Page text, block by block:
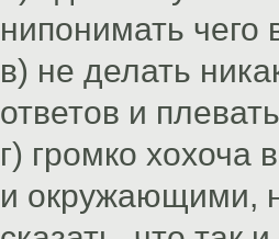
нипонимать чего
в) не делать
ответов и
г) громко хохоча
и окружающими,